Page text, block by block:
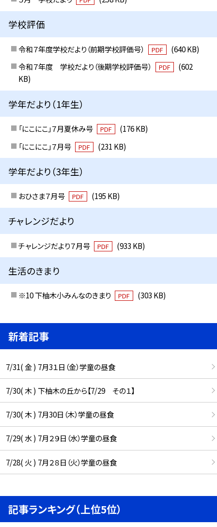
学校評価
令和７年度学校だより（前期学校評価号） PDF
(640 KB)
令和７年度 学校だより（後期学校評価号）
PDF
(602
KB)
学年だより（1年生）
「にこにこ」７月夏休み号 PDF
(176 KB)
「にこにこ」７月号
PDF (231 KB)
学年だより（3年生）
おひさま７月号 PDF (195 KB)
チャレンジだより
チャレンジだより７月号 PDF (933 KB)
生活のきまり
※10 下柚木小みんなのきまり PDF (303 KB)
新着記事
7/31( 金 ) 7月3１日（金）学童の昼食
7/30( 木 ) 下柚木の丘から【7/29 その１】
7/30( 木 ) 7月30日（木）学童の昼食
7/29( 水 ) 7月２９日（水）学童の昼食
7/28( 火 ) 7月２８日（火）学童の昼食
記事ランキング（上位5位）